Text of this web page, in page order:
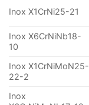
Inox X1CrNi25-21
Inox X6CrNiNb18-
10
Inox X1CrNiMoN25-
22-2
Inox